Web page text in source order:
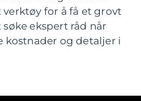
for å få et grovt
ekspert råd når
kostnader og detaljer i